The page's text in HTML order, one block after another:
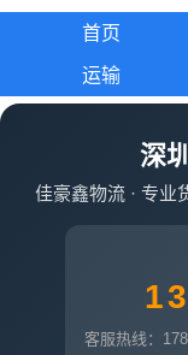
首页
运输
深
佳豪鑫物流 · 专业
客服热线：